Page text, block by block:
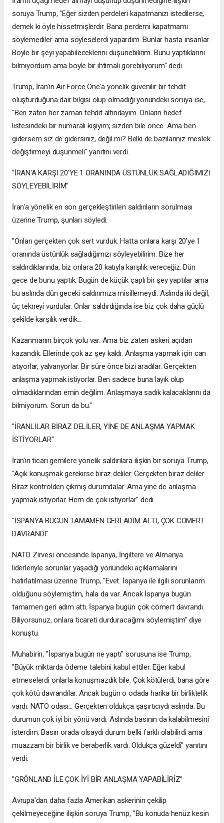
soruya Trump, "Eğer sizden perdeleri kapatmanızı istedilerse,
demek ki öyle hissetmişlerdir. Bana perdemi kapatmamı
söylemediler ama söyleselerdi yapardım. Bunlar hasta insanlar.
Böyle bir şeyi yapabileceklerini düşünebilirim. Bunu yaptıklarını
bilmiyordum ama böyle bir ihtimali görebiliyorum" dedi.
Trump, İran'ın Air Force One'a yönelik güvenilir bir tehdit
oluşturduğuna dair bilgisi olup olmadığı yönündeki soruya ise,
"Ben zaten her zaman tehdit altındayım. Onların hedef
listesindeki bir numaralı kişiyim; sizden bile önce. Ama ben
gidersem siz de gidersiniz, değil mi? Belki de bazılarınız meslek
değiştirmeyi düşünmeli" yanıtını verdi.
"İRAN'A KARŞI 20'YE 1 ORANINDA ÜSTÜNLÜK SAĞLADIĞIMIZI
SÖYLEYEBİLİRİM"
İran'a yönelik en son gerçekleştirilen saldırıların sorulması
üzerine Trump, şunları söyledi:
"Onları gerçekten çok sert vurduk. Hatta onlara karşı 20'ye 1
oranında üstünlük sağladığımızı söyleyebilirim. Bize her
saldırdıklarında, biz onlara 20 katıyla karşılık vereceğiz. Dün
gece de bunu yaptık. Bugün de küçük çaplı bir şey yaptılar ama
bu aslında dün geceki saldırımıza misillemeydi. Aslında iki değil,
üç tekneyi vurdular. Onlar saldırdığında ise biz çok daha güçlü
şekilde karşılık verdik...
Kazanmanın birçok yolu var. Ama biz zaten askeri açıdan
kazandık. Ellerinde çok az şey kaldı. Anlaşma yapmak için can
atıyorlar, yalvarıyorlar. Bir süre önce bizi aradılar. Gerçekten
anlaşma yapmak istiyorlar. Ben sadece buna layık olup
olmadıklarından emin değilim. Anlaşmaya sadık kalacaklarını da
bilmiyorum. Sorun da bu."
"İRANLILAR BİRAZ DELİLER, YİNE DE ANLAŞMA YAPMAK
İSTİYORLAR"
İran'ın ticari gemilere yönelik saldırılara ilişkin bir soruya Trump,
"Açık konuşmak gerekirse biraz deliler. Gerçekten biraz deliler.
Biraz kontrolden çıkmış durumdalar. Ama yine de anlaşma
yapmak istiyorlar. Hem de çok istiyorlar" dedi.
"İSPANYA BUGÜN TAMAMEN GERİ ADIM ATTI, ÇOK CÖMERT
DAVRANDI"
NATO Zirvesi öncesinde İspanya, İngiltere ve Almanya
liderleriyle sorunlar yaşadığı yönündeki açıklamalarını
hatırlatılması üzerine Trump, "Evet. İspanya ile ilgili sorunlarım
olduğunu söylemiştim, hala da var. Ancak İspanya bugün
tamamen geri adım attı. İspanya bugün çok cömert davrandı.
Biliyorsunuz, onlara ticareti durduracağımı söylemiştim" diye
konuştu.
Muhabirin, "İspanya bugün ne yaptı" sorusuna ise Trump,
"Büyük miktarda ödeme talebini kabul ettiler. Eğer kabul
etmeselerdi onlarla konuşmazdık bile. Çok kötülerdi, bana göre
çok kötü davrandılar. Ancak bugün o odada harika bir birliktelik
vardı. NATO odası... Gerçekten oldukça şaşırtıcıydı aslında. Bu
durumun çok iyi bir yönü vardı. Aslında basının da kalabilmesini
isterdim. Basın orada olsaydı durum belki farklı olabilirdi ama
muazzam bir birlik ve beraberlik vardı. Oldukça güzeldi" yanıtını
verdi.
"GRÖNLAND İLE ÇOK İYİ BİR ANLAŞMA YAPABİLİRİZ"
Avrupa'dan daha fazla Amerikan askerinin çekilip
çekilmeyeceğine ilişkin soruya Trump, "Bu konuda henüz kesin